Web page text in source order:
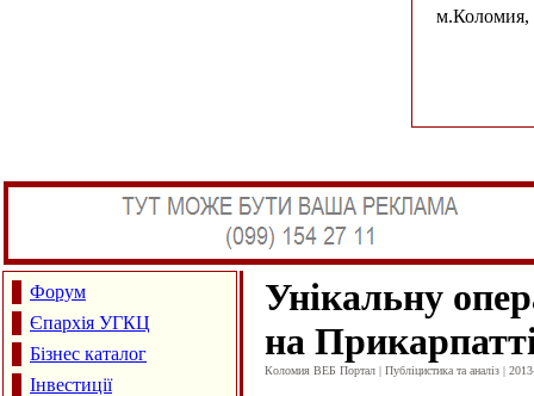
м.Коломия,
Форум
Єпархія УГКЦ
Бізнес каталог
Інвестиції
Унікальну
на
Коломия ВЕБ Портал | Публіцистика та аналіз |